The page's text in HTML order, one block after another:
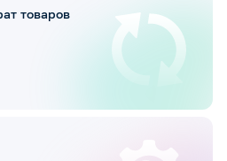
товаров